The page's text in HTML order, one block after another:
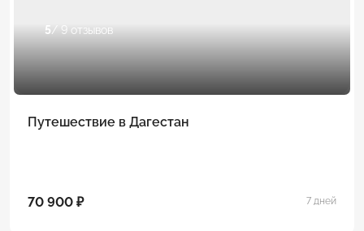
5/ 9 отзывов
Путешествие в Дагестан
70 900 ₽ 7 дней